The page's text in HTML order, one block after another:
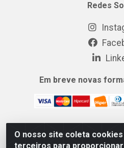
O nosso site coleta
terceiros para
Redes
Em breve novas
MIX CERTO DISTRIBUIDORA DE